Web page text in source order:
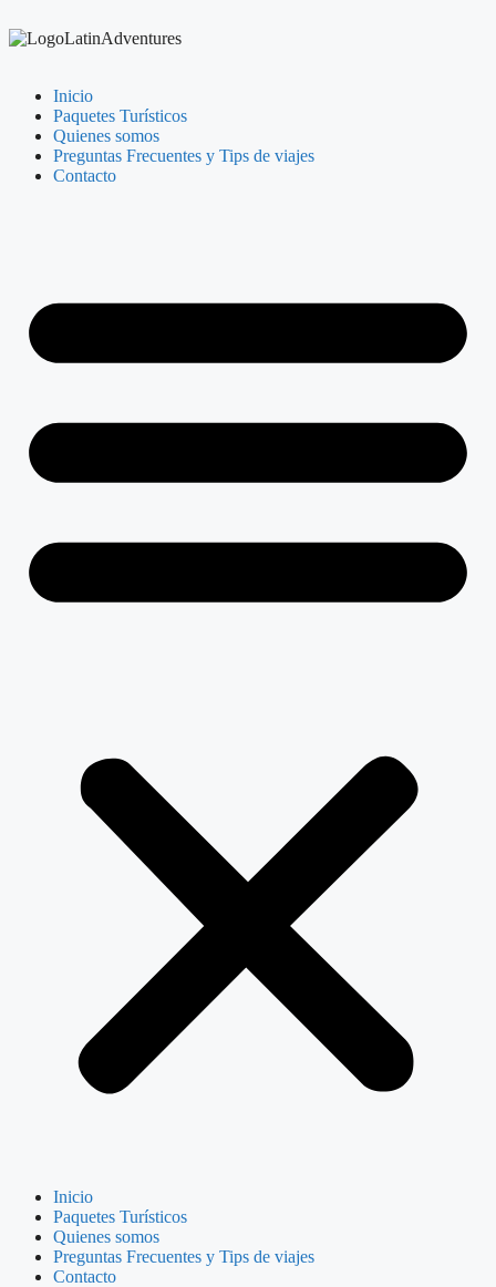
Inicio
Paquetes Turísticos
Quienes somos
Preguntas Frecuentes y Tips de viajes
Contacto
Inicio
Paquetes Turísticos
Quienes somos
Preguntas Frecuentes y Tips de viajes
Contacto